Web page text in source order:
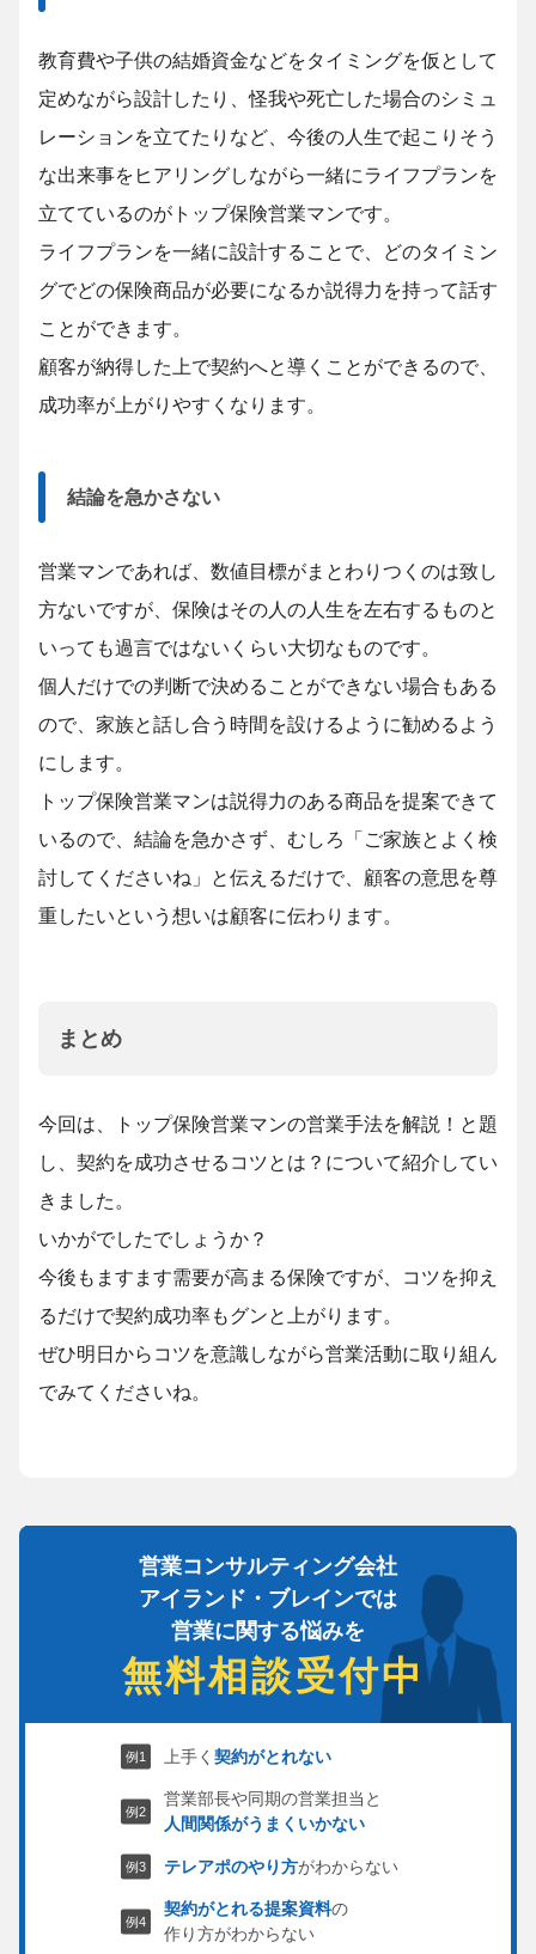
教育費や子供の結婚資金などをタイミングを仮として
定めながら設計したり、怪我や死亡した場合のシミュ
レーションを立てたりなど、今後の人生で起こりそう
な出来事をヒアリングしながら一緒にライフプランを
立てているのがトップ保険営業マンです。
ライフプランを一緒に設計することで、どのタイミン
グでどの保険商品が必要になるか説得力を持って話す
ことができます。
顧客が納得した上で契約へと導くことができるので、
成功率が上がりやすくなります。
結論を急かさない
営業マンであれば、数値目標がまとわりつくのは致し
方ないですが、保険はその人の人生を左右するものと
いっても過言ではないくらい大切なものです。
個人だけでの判断で決めることができない場合もある
ので、家族と話し合う時間を設けるように勧めるよう
にします。
トップ保険営業マンは説得力のある商品を提案できて
いるので、結論を急かさず、むしろ「ご家族とよく検
討してくださいね」と伝えるだけで、顧客の意思を尊
重したいという想いは顧客に伝わります。
まとめ
今回は、トップ保険営業マンの営業手法を解説！と題
し、契約を成功させるコツとは？について紹介してい
きました。
いかがでしたでしょうか？
今後もますます需要が高まる保険ですが、コツを抑え
るだけで契約成功率もグンと上がります。
ぜひ明日からコツを意識しながら営業活動に取り組ん
でみてくださいね。
営業コンサルティング会社
アイランド・ブレインでは
営業に関する悩みを
無料相談受付中
上手く契約がとれない
営業部長や同期の営業担当と
人間関係がうまくいかない
テレアポのやり方がわからない
契約がとれる提案資料の
作り方がわからない